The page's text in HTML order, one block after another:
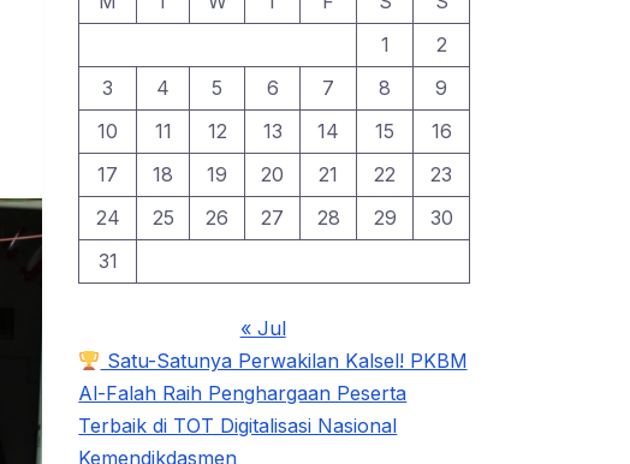
1
2
3
4 5 6 7 8
9
10
11 12 13 14 15
16
17
18 19 20 21 22
23
24
25 26 27 28 29
30
31
« Jul
Satu-Satunya Perwakilan Kalsel! PKBM
Al-Falah Raih Penghargaan Peserta
Terbaik di TOT Digitalisasi Nasional
Kemendikdasmen